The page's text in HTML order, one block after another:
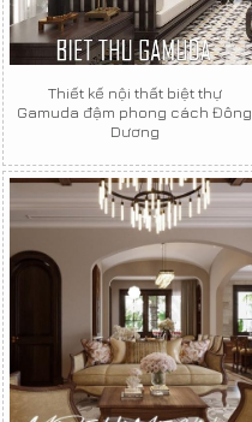
Thiết kế nội thất biệt thự
Gamuda đậm phong cách Đông
Dương